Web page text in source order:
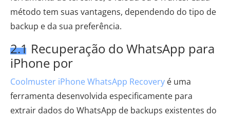
método tem suas vantagens, dependendo do tipo de
backup e da sua preferência.
2.1 Recuperação do WhatsApp para
iPhone por
Coolmuster iPhone WhatsApp Recovery é uma
ferramenta desenvolvida especificamente para
extrair dados do WhatsApp de backups existentes do